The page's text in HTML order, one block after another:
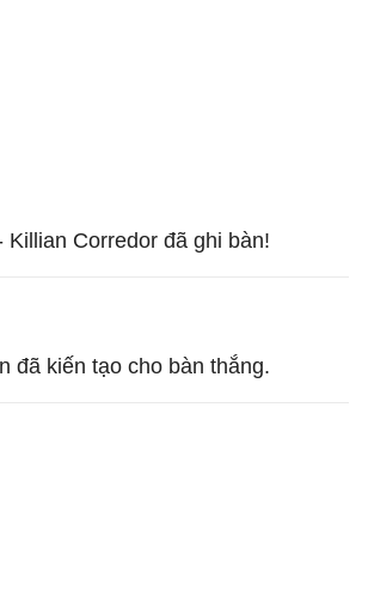
Killian Corredor đã ghi bàn!
đã kiến tạo cho bàn thắng.